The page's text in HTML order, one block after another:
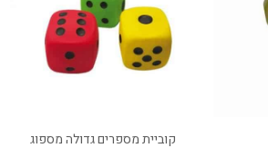
קוביית מספרים גדולה מספוג